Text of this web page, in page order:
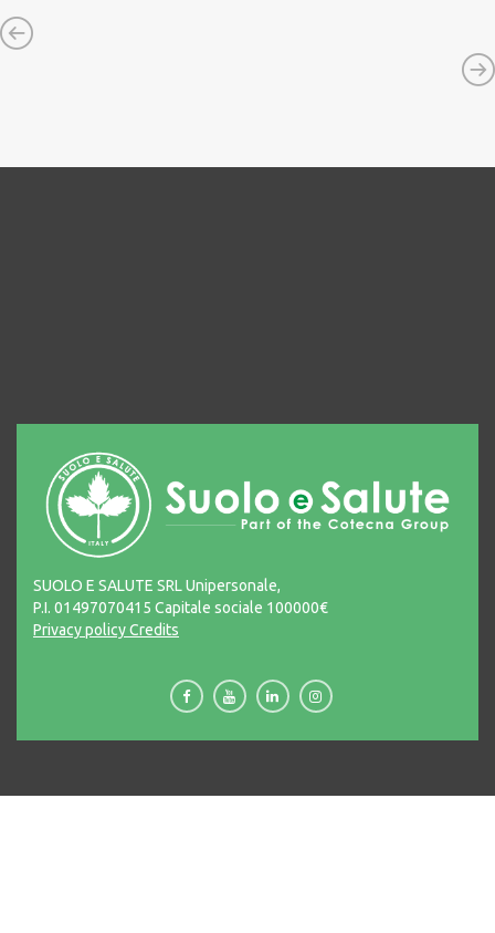
SUOLO E SALUTE SRL Unipersonale,
P.I. 01497070415 Capitale sociale 100000€
Privacy policyCredits